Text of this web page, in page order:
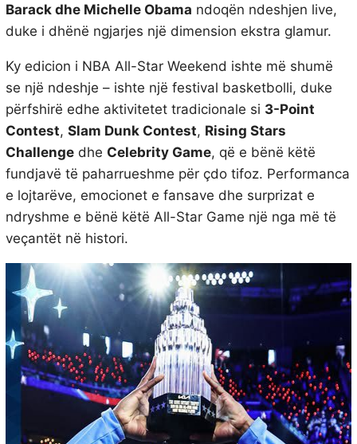
Barack dhe Michelle Obama ndoqën ndeshjen live,
duke i dhënë ngjarjes një dimension ekstra glamur.
Ky edicion i NBA All-Star Weekend ishte më shumë
se një ndeshje – ishte një festival basketbolli, duke
përfshirë edhe aktivitetet tradicionale si 3-Point
Contest, Slam Dunk Contest, Rising Stars
Challengedhe Celebrity Game, që e bënë këtë
fundjavë të paharrueshme për çdo tifoz. Performanca
e lojtarëve, emocionet e fansave dhe surprizat e
ndryshme e bënë këtë All-Star Game një nga më të
veçantët në histori.